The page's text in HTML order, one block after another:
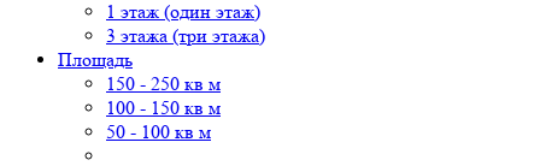
1 этаж (один этаж)
3 этажа (три этажа)
Площадь
150 - 250 кв м
100 - 150 кв м
50 - 100 кв м